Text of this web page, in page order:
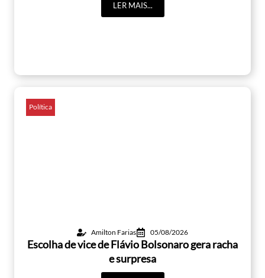
LER MAIS...
Política
Amilton Farias 05/08/2026
Escolha de vice de Flávio Bolsonaro gera racha
e surpresa